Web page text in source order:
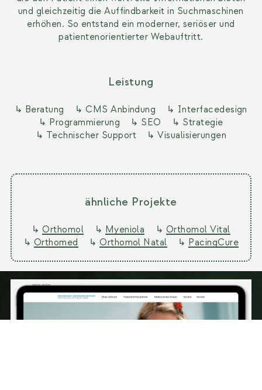
und gleichzeitig die Auffindbarkeit in Suchmaschinen
erhöhen. So entstand ein moderner, seriöser und
patientenorientierter Webauftritt.
Leistung
↳ Beratung ↳ CMS Anbindung
↳ Interfacedesign
↳ Programmierung
↳ SEO
↳ Strategie
↳ Technischer Support
↳ Visualisierungen
ähnliche Projekte
↳Orthomol ↳ Myeniola ↳ Orthomol Vital
↳ Orthomed ↳Orthomol Natal ↳ PacingCure